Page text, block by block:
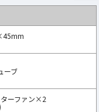
ーブ
ターファン×2